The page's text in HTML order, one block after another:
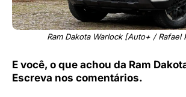
Ram Dakota Warlock [Auto+ / Rafael
E você, o que achou da Ram
Escreva nos comentários.